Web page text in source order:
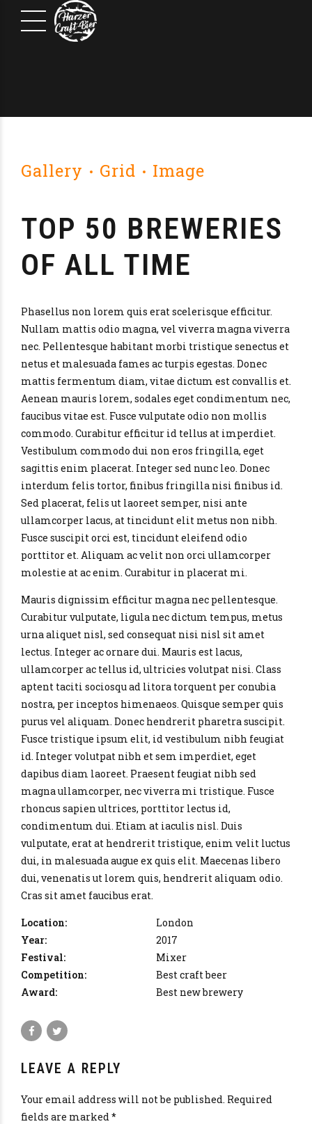
Gallery Grid Image
TOP 50 BREWERIES
OF ALL TIME
Phasellus non lorem quis erat scelerisque efficitur.
Nullam mattis odio magna, vel viverra magna viverra
nec. Pellentesque habitant morbi tristique senectus et
netus et malesuada fames ac turpis egestas. Donec
mattis fermentum diam, vitae dictum est convallis et.
Aenean mauris lorem, sodales eget condimentum nec,
faucibus vitae est. Fusce vulputate odio non mollis
commodo. Curabitur efficitur id tellus at imperdiet.
Vestibulum commodo dui non eros fringilla, eget
sagittis enim placerat. Integer sed nunc leo. Donec
interdum felis tortor, finibus fringilla nisi finibus id.
Sed placerat, felis ut laoreet semper, nisi ante
ullamcorper lacus, at tincidunt elit metus non nibh.
Fusce suscipit orci est, tincidunt eleifend odio
porttitor et. Aliquam ac velit non orci ullamcorper
molestie at ac enim. Curabitur in placerat mi.
Mauris dignissim efficitur magna nec pellentesque.
Curabitur vulputate, ligula nec dictum tempus, metus
urna aliquet nisl, sed consequat nisi nisl sit amet
lectus. Integer ac ornare dui. Mauris est lacus,
ullamcorper ac tellus id, ultricies volutpat nisi. Class
aptent taciti sociosqu ad litora torquent per conubia
nostra, per inceptos himenaeos. Quisque semper quis
purus vel aliquam. Donec hendrerit pharetra suscipit.
Fusce tristique ipsum elit, id vestibulum nibh feugiat
id. Integer volutpat nibh et sem imperdiet, eget
dapibus diam laoreet. Praesent feugiat nibh sed
magna ullamcorper, nec viverra mi tristique. Fusce
rhoncus sapien ultrices, porttitor lectus id,
condimentum dui. Etiam at iaculis nisl. Duis
vulputate, erat at hendrerit tristique, enim velit luctus
dui, in malesuada augue ex quis elit. Maecenas libero
dui, venenatis ut lorem quis, hendrerit aliquam odio.
Cras sit amet faucibus erat.
Location:
London
Year:
2017
Festival:
Mixer
Competition:
Best craft beer
Award:
Best new brewery
LEAVE A REPLY
Your email address will not be published. Required
fields are marked *